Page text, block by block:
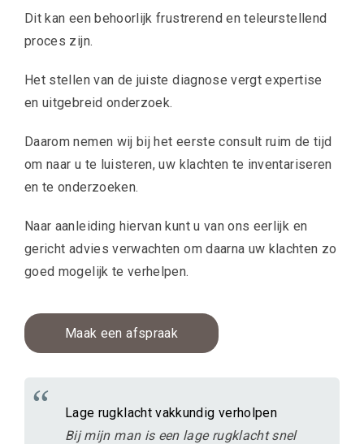
Dit kan een behoorlijk frustrerend en teleurstellend
proces zijn.
Het stellen van de juiste diagnose vergt expertise
en uitgebreid onderzoek.
Daarom nemen wij bij het eerste consult ruim de tijd
om naar u te luisteren, uw klachten te inventariseren
en te onderzoeken.
Naar aanleiding hiervan kunt u van ons eerlijk en
gericht advies verwachten om daarna uw klachten zo
goed mogelijk te verhelpen.
Maak een afspraak
Lage rugklacht vakkundig verholpen
Bij mijn man is een lage rugklacht snel